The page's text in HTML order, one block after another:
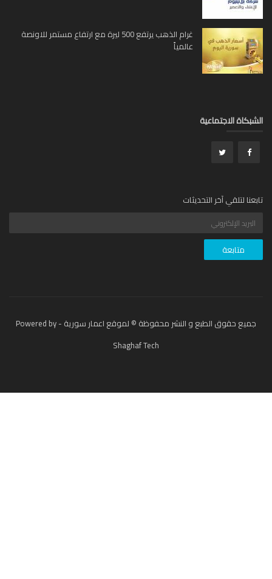
غرام الذهب يرتفع 500 ليرة مع ارتفاع مستمر للاونصة
عالمياً
الاجتماعية
لتلقي آخر التحديثات
جميع حقوق الطبع و النشر محفوظة © لموقع اعمار سورية - Powered by
Shaghaf Tech